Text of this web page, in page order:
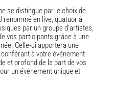
se distingue par le choix de
en live, quatuor à
par un groupe d’artistes,
vos participants grâce à une
Celle-ci apportera une
à votre événement
et profond de la part de vos
un événement unique et